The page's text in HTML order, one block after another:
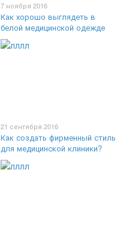
7 ноября 2016
Как хорошо выглядеть в
белой медицинской одежде
21 сентября 2016
Как создать фирменный стиль
для медицинской клиники?